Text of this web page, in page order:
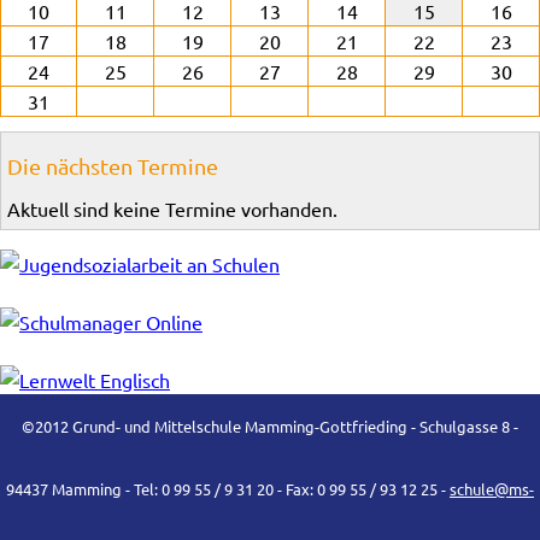
10
11 12 13 14 15
16
17
18 19 20 21 22
23
24
25 26 27 28 29
30
31
Die nächsten Termine
Aktuell sind keine Termine vorhanden.
©2012 Grund- und Mittelschule Mamming-Gottfrieding - Schulgasse 8 -
94437 Mamming - Tel: 0 99 55 / 9 31 20 - Fax: 0 99 55 / 93 12 25 -schule@ms-